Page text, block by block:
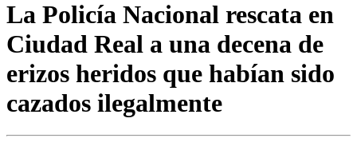
La Policía Nacional rescata en
Ciudad Real a una decena de
erizos heridos que habían sido
cazados ilegalmente